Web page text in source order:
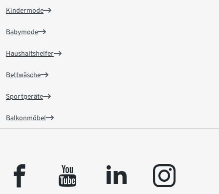
Kindermode
Babymode
Haushaltshelfer
Bettwäsche
Sportgeräte
Balkonmöbel
facebook youtube linkedin instagram